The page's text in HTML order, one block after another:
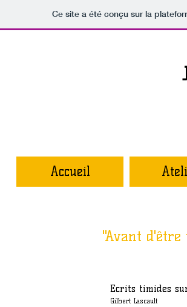
Ce site a été conçu sur la
Accueil
"Avant
Ecrits timides
Gilbert Lascault